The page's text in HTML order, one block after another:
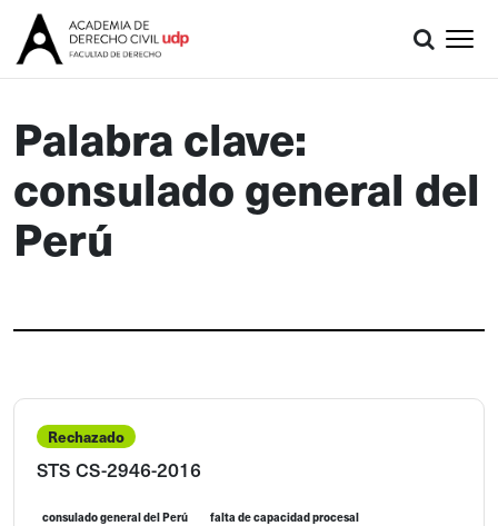
Palabra clave:
consulado general del
Perú
Rechazado
STS CS-2946-2016
consulado general del Perú falta de capacidad procesal